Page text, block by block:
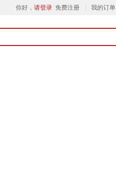
你好， 请登录 免费注册 我的订单